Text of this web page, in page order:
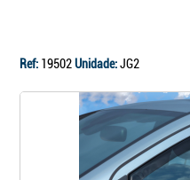
Ref: 19502Unidade:JG2